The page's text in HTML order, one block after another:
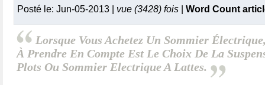
Posté le: Jun-05-2013 | vue (3428) fois Word Count
Lorsque Vous Achetez Un Sommier
À Prendre En Compte Est Le Choix De La
Plots Ou Sommier Electrique A Lattes.